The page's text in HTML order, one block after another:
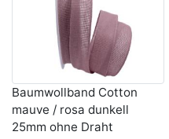
Baumwollband Cotton
mauve / rosa dunkell
25mm ohne Draht